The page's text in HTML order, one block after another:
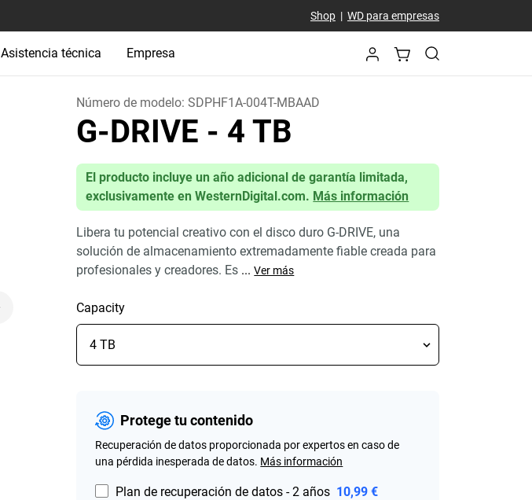
Shop| WD para empresas
Asistencia técnica Empresa
Número de modelo:SDPHF1A-004T-MBAAD
G-DRIVE - 4 TB
El producto incluye un año adicional de garantía limitada,
exclusivamente en WesternDigital.com. Más información
Libera tu potencial creativo con el disco duro G-DRIVE, una
solución de almacenamiento extremadamente fiable creada para
profesionales y creadores. Es ... Ver más
Capacity
Protege tu contenido
Recuperación de datos proporcionada por expertos en caso de
una pérdida inesperada de datos. Más información
Plan de recuperación de datos - 2 años 10,99 €